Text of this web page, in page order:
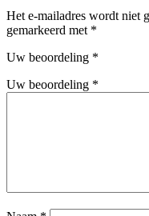
Het e-mailadres wordt niet
gemarkeerd met *
Uw beoordeling *
Uw beoordeling *